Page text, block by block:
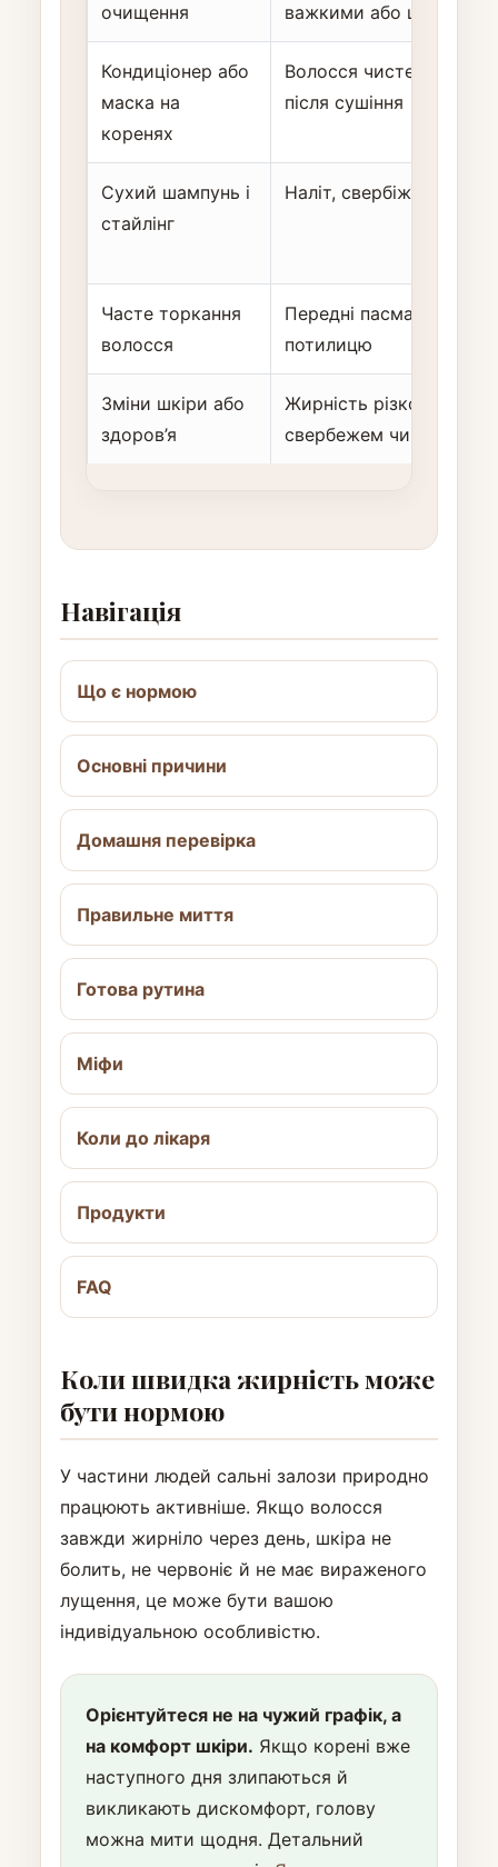
очищення
важкими або швидко
Кондиціонер або
маска на
коренях
Волосся чисте, але без
після сушіння
Сухий шампунь і
стайлінг
Наліт, свербіж, тьмяні
Часте торкання
волосся
Передні пасма
потилицю
Зміни шкіри або
здоров’я
Жирність різко
свербежем чи іншими
Навігація
Що є нормою
Основні причини
Домашня перевірка
Правильне миття
Готова рутина
Міфи
Коли до лікаря
Продукти
FAQ
Коли швидка жирність може
бути нормою
У частини людей сальні залози природно
працюють активніше. Якщо волосся
завжди жирніло через день, шкіра не
болить, не червоніє й не має вираженого
лущення, це може бути вашою
індивідуальною особливістю.
Орієнтуйтеся не на чужий графік, а
на комфорт шкіри. Якщо корені вже
наступного дня злипаються й
викликають дискомфорт, голову
можна мити щодня. Детальний